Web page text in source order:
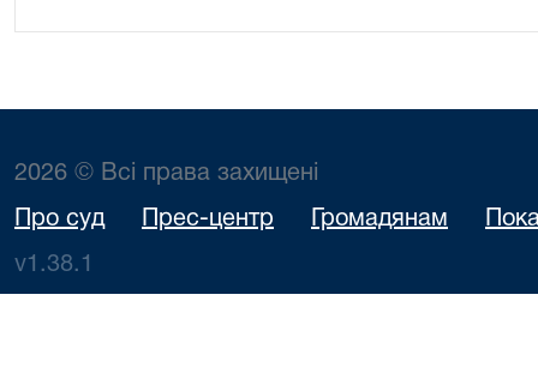
2026 © Всі права захищені
Про суд Прес-центр Громадянам
v1.38.1